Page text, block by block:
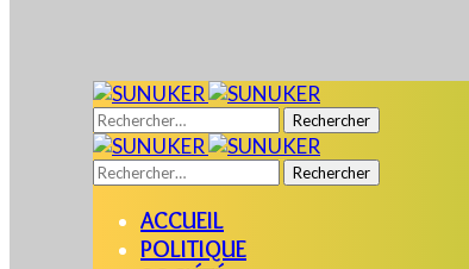
Rechercher :
Rechercher :
ACCUEIL
POLITIQUE